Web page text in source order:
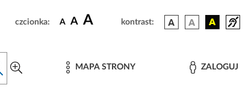
czcionka: A A A kontrast:
MAPA STRONY ZALOGUJ